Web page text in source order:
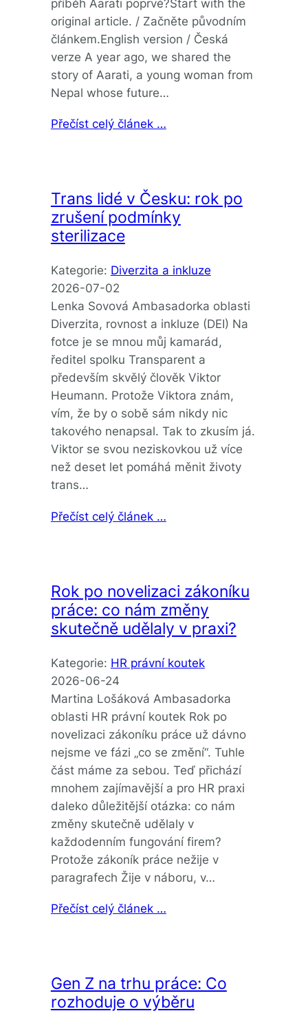
příběh Aarati poprvé?Start with the
original article. / Začněte původním
článkem.English version / Česká
verze A year ago, we shared the
story of Aarati, a young woman from
Nepal whose future…
Přečíst celý článek …
Trans lidé v Česku: rok po
zrušení podmínky
sterilizace
Kategorie: Diverzita a inkluze
2026-07-02
Lenka Sovová Ambasadorka oblasti
Diverzita, rovnost a inkluze (DEI) Na
fotce je se mnou můj kamarád,
ředitel spolku Transparent a
především skvělý člověk Viktor
Heumann. Protože Viktora znám,
vím, že by o sobě sám nikdy nic
takového nenapsal. Tak to zkusím já.
Viktor se svou neziskovkou už více
než deset let pomáhá měnit životy
trans…
Přečíst celý článek …
Rok po novelizaci zákoníku
práce: co nám změny
skutečně udělaly v praxi?
Kategorie: HR právní koutek
2026-06-24
Martina Lošáková Ambasadorka
oblasti HR právní koutek Rok po
novelizaci zákoníku práce už dávno
nejsme ve fázi „co se změní“. Tuhle
část máme za sebou. Teď přichází
mnohem zajímavější a pro HR praxi
daleko důležitější otázka: co nám
změny skutečně udělaly v
každodenním fungování firem?
Protože zákoník práce nežije v
paragrafech Žije v náboru, v…
Přečíst celý článek …
Gen Z na trhu práce: Co
rozhoduje o výběru